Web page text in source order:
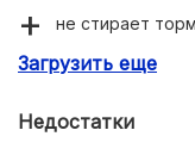
не стирает
демократичная
Загрузить еще
Недостатки